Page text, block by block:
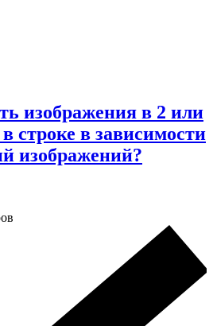
изображения в 2 или
строке в зависимости
изображений?